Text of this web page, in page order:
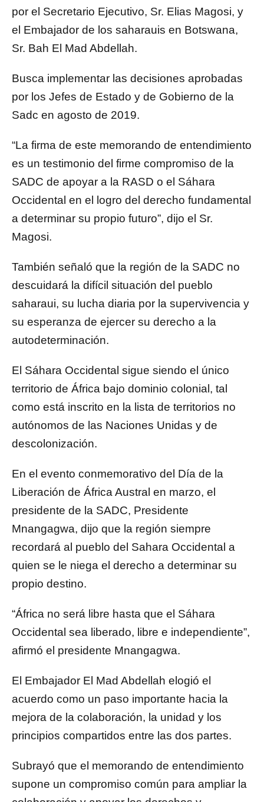
por el Secretario Ejecutivo, Sr. Elias Magosi, y
el Embajador de los saharauis en Botswana,
Sr. Bah El Mad Abdellah.
Busca implementar las decisiones aprobadas
por los Jefes de Estado y de Gobierno de la
Sadc en agosto de 2019.
“La firma de este memorando de entendimiento
es un testimonio del firme compromiso de la
SADC de apoyar a la RASD o el Sáhara
Occidental en el logro del derecho fundamental
a determinar su propio futuro”, dijo el Sr.
Magosi.
También señaló que la región de la SADC no
descuidará la difícil situación del pueblo
saharaui, su lucha diaria por la supervivencia y
su esperanza de ejercer su derecho a la
autodeterminación.
El Sáhara Occidental sigue siendo el único
territorio de África bajo dominio colonial, tal
como está inscrito en la lista de territorios no
autónomos de las Naciones Unidas y de
descolonización.
En el evento conmemorativo del Día de la
Liberación de África Austral en marzo, el
presidente de la SADC, Presidente
Mnangagwa, dijo que la región siempre
recordará al pueblo del Sahara Occidental a
quien se le niega el derecho a determinar su
propio destino.
“África no será libre hasta que el Sáhara
Occidental sea liberado, libre e independiente”,
afirmó el presidente Mnangagwa.
El Embajador El Mad Abdellah elogió el
acuerdo como un paso importante hacia la
mejora de la colaboración, la unidad y los
principios compartidos entre las dos partes.
Subrayó que el memorando de entendimiento
supone un compromiso común para ampliar la